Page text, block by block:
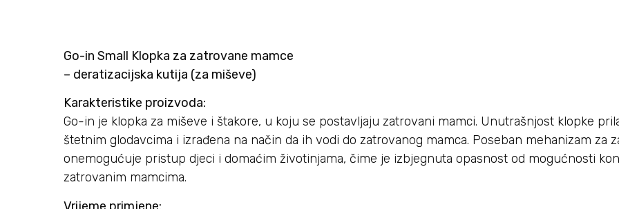
Go-in Small Klopka za zatrovane mamce
– deratizacijska kutija (za miševe)
Karakteristike proizvoda:
Go-in je klopka za miševe i štakore, u koju se postavljaju zatrovani mamci. Unutrašnjost klopke
štetnim glodavcima i izrađena na način da ih vodi do zatrovanog mamca. Poseban mehanizam za
onemogućuje pristup djeci i domaćim životinjama, čime je izbjegnuta opasnost od mogućnosti
zatrovanim mamcima.